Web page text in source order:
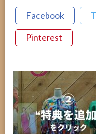
Facebook
Pinterest